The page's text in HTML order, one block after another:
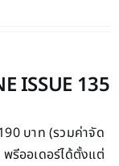
ISSUE 135
บาท (รวมค่าจัด
รีออเดอร์ได้ตั้งแต่